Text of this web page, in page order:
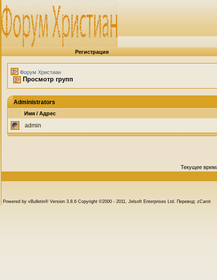
Регистрация
Форум Христиан
Просмотр групп
Administrators
Имя / Адрес
admin
Текущее
Powered by vBulletin® Version 3.8.6 Copyright ©2000 - 2011, Jelsoft Enterprises Ltd. Перевод: zCarot